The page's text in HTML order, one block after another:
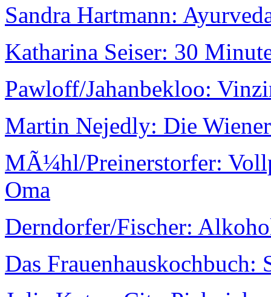
Sandra Hartmann:
Katharina Seiser: 30
Pawloff/Jahanbekloo:
Martin Nejedly: Die
MÃ¼hl/Preinerstorfer:
Oma
Derndorfer/Fischer:
Das Frauenhauskochbuch: